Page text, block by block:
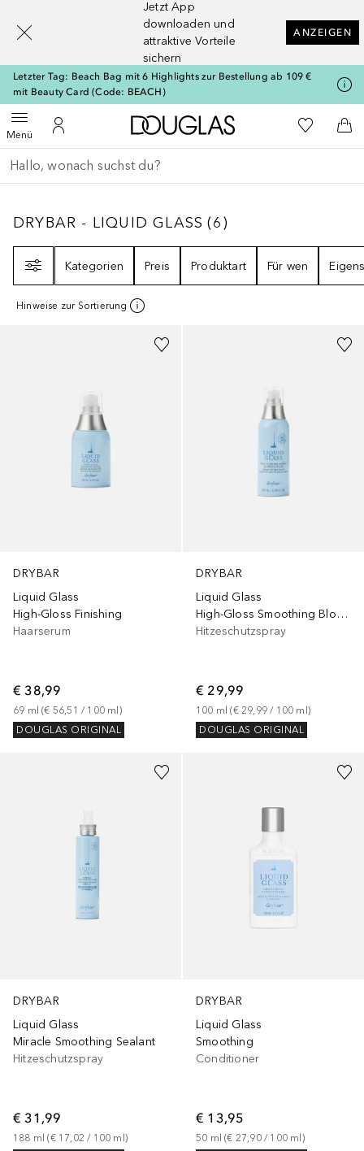
Jetzt App
downloaden und
attraktive Vorteile
sichern
ANZEIGEN
Letzter Tag: Beach Bag mit 6 Highlights zur Bestellung ab 109 €
mit Beauty Card (Code: BEACH)
MenüMenü öffnenZu Meinem Kundenkonto
Zur Douglas Startseite
Zu Meiner
Gehe zurück
Suche ausführen
DRYBAR - LIQUID GLASS6
DRYBAR - LIQUID GLASS (6)
Kategorien
Preis Produktart Für wen
Hinweise zur Sortierung
DRYBAR
Liquid Glass
High-Gloss Finishing
Haarserum
€ 38,99
69 ml (€ 56,51 / 100 ml )
DOUGLAS ORIGINAL
DRYBAR
Liquid Glass
High-Gloss Smoothing Blowout Cream
Hitzeschutzspray
€ 29,99
100 ml (€ 29,99 / 100 ml )
DOUGLAS ORIGINAL
DRYBAR
Liquid Glass
Miracle Smoothing Sealant
Hitzeschutzspray
€ 31,99
188 ml (€ 17,02 / 100 ml )
DRYBAR
Liquid Glass
Smoothing
Conditioner
€ 13,95
50 ml (€ 27,90 / 100 ml )
[navigation.slideout.screenreader]